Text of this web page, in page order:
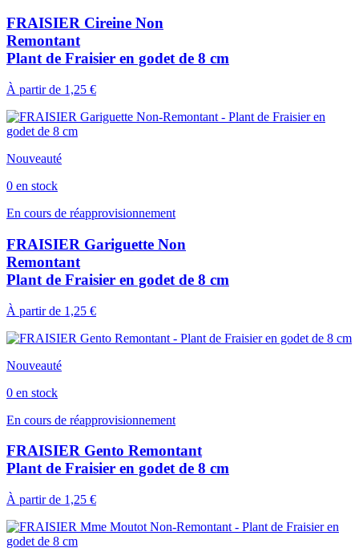
FRAISIER Cireine Non
Remontant
Plant de Fraisier en godet de 8 cm
À partir de 1,25 €
Nouveauté
0 en stock
En cours de réapprovisionnement
FRAISIER Gariguette Non
Remontant
Plant de Fraisier en godet de 8 cm
À partir de 1,25 €
Nouveauté
0 en stock
En cours de réapprovisionnement
FRAISIER Gento Remontant
Plant de Fraisier en godet de 8 cm
À partir de 1,25 €